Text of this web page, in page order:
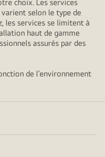
choix. Les services
selon le type de
les services se limitent à
haut de gamme
assurés par des
de l’environnement